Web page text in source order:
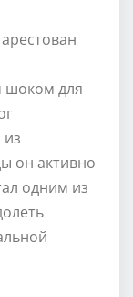
шоком для
он активно
одним из